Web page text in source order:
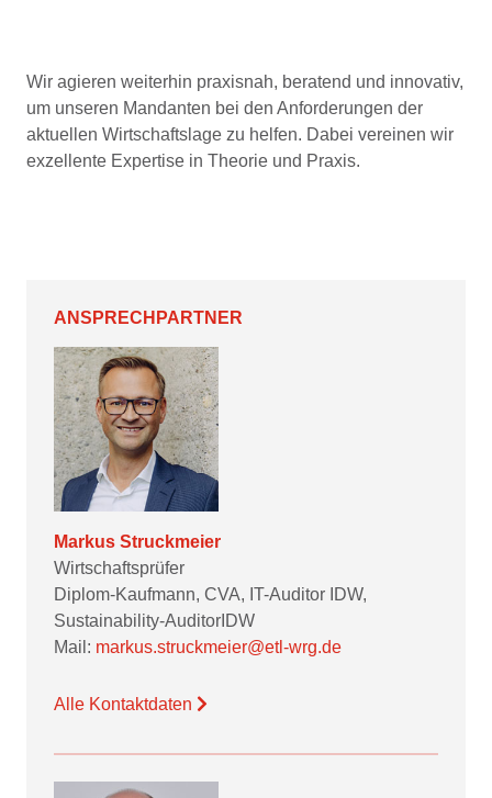
Wir agieren weiterhin praxisnah, beratend und innovativ,
um unseren Mandanten bei den Anforderungen der
aktuellen Wirtschaftslage zu helfen. Dabei vereinen wir
exzellente Expertise in Theorie und Praxis.
ANSPRECHPARTNER
Markus Struckmeier
Wirtschaftsprüfer
Diplom-Kaufmann, CVA, IT-Auditor IDW,
Sustainability-AuditorIDW
Mail: markus.struckmeier@etl-wrg.de
Alle Kontaktdaten